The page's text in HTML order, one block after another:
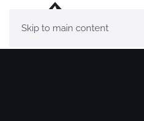
Skip to main content